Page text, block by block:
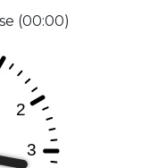
(00:00)